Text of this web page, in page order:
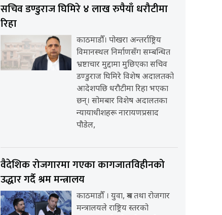
सचिव डण्डुराज घिमिरे ४ लाख रुपैयाँ धरौटीमा
रिहा
काठमाडौँ। पोखरा अन्तर्राष्ट्रिय
विमानस्थल निर्माणसँग सम्बन्धित
भ्रष्टाचार मुद्दामा मुछिएका सचिव
डण्डुराज घिमिरे विशेष अदालतको
आदेशपछि धरौटीमा रिहा भएका
छन्। सोमबार विशेष अदालतका
न्यायाधीशहरू नारायणप्रसाद
पौडेल,
वैदेशिक रोजगारमा गएका कागजातविहीनको
उद्धार गर्दै श्रम मन्त्रालय
काठमाडौँ । युवा, श्रम तथा रोजगार
मन्त्रालयले राष्ट्रिय स्तरको